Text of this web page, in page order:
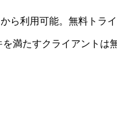
ら利用可能。無料トライ
満たすクライアントは